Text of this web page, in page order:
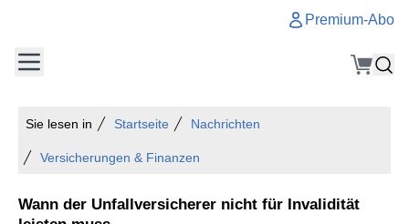
Premium-Abo
Sie lesen in Startseite Nachrichten
Versicherungen & Finanzen
Wann der Unfallversicherer nicht für Invalidität